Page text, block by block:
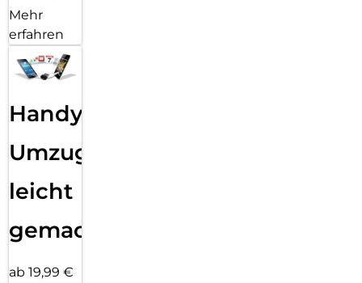
Mehr
erfahren
Handy
Umzug
leicht
gemacht!
ab 19,99 €